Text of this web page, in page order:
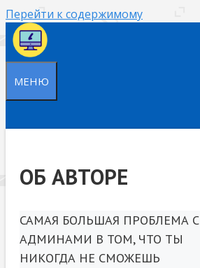
Перейти к содержимому
МЕНЮ
ОБ АВТОРЕ
САМАЯ БОЛЬШАЯ ПРОБЛЕМА С
АДМИНАМИ В ТОМ, ЧТО ТЫ
НИКОГДА НЕ СМОЖЕШЬ